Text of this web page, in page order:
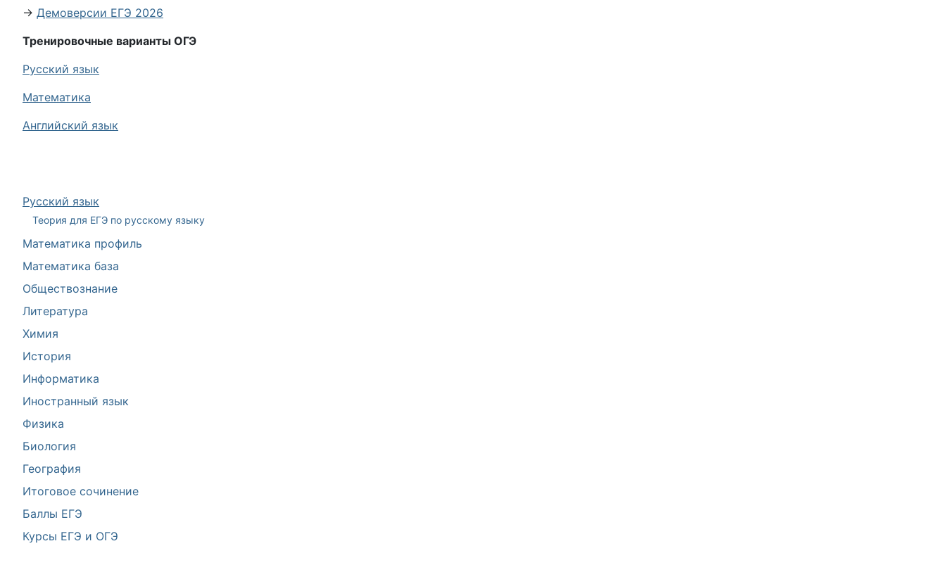
Русский язык
Теория для ЕГЭ по русскому языку
Математика профиль
Математика база
Обществознание
Литература
Химия
История
Информатика
Иностранный язык
Физика
Биология
География
Итоговое сочинение
Баллы ЕГЭ
Курсы ЕГЭ и ОГЭ
→ Демоверсии ЕГЭ 2026
Тренировочные варианты ОГЭ
Русский язык
Математика
Английский язык